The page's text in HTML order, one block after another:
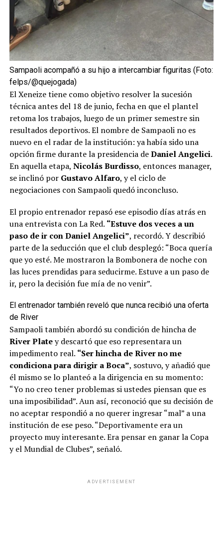
Sampaoli acompañó a su hijo a intercambiar figuritas (Foto:
felps/@quejogada)
El Xeneize tiene como objetivo resolver la sucesión
técnica antes del 18 de junio, fecha en que el plantel
retoma los trabajos, luego de un primer semestre sin
resultados deportivos. El nombre de Sampaoli no es
nuevo en el radar de la institución: ya había sido una
opción firme durante la presidencia deDaniel Angelici.
En aquella etapa, Nicolás Burdisso, entonces manager,
se inclinó por Gustavo Alfaro, y el ciclo de
negociaciones con Sampaoli quedó inconcluso.
El propio entrenador repasó ese episodio días atrás en
una entrevista con La Red. “Estuve dos veces a un
paso de ir con Daniel Angelici”, recordó. Y describió
parte de la seducción que el club desplegó: “Boca quería
que yo esté. Me mostraron la Bombonera de noche con
las luces prendidas para seducirme. Estuve a un paso de
ir, pero la decisión fue mía de no venir”.
El entrenador también reveló que nunca recibió una oferta
de River
Sampaoli también abordó su condición de hincha de
River Platey descartó que eso representara un
impedimento real. “Ser hincha de River no me
condiciona para dirigir a Boca”, sostuvo, y añadió que
él mismo se lo planteó a la dirigencia en su momento:
“Yo no creo tener problemas si ustedes piensan que es
una imposibilidad”. Aun así, reconoció que su decisión de
no aceptar respondió a no querer ingresar “mal” a una
institución de ese peso. “Deportivamente era un
proyecto muy interesante. Era pensar en ganar la Copa
y el Mundial de Clubes”, señaló.
ADVERTISEMENT